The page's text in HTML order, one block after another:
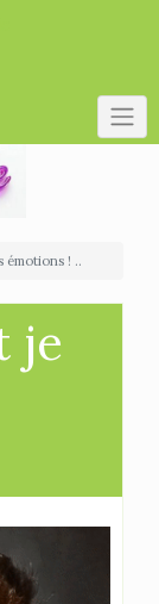
émotions ! ..
je